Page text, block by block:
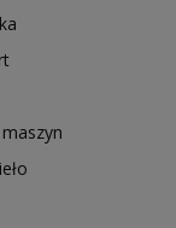
maszyn